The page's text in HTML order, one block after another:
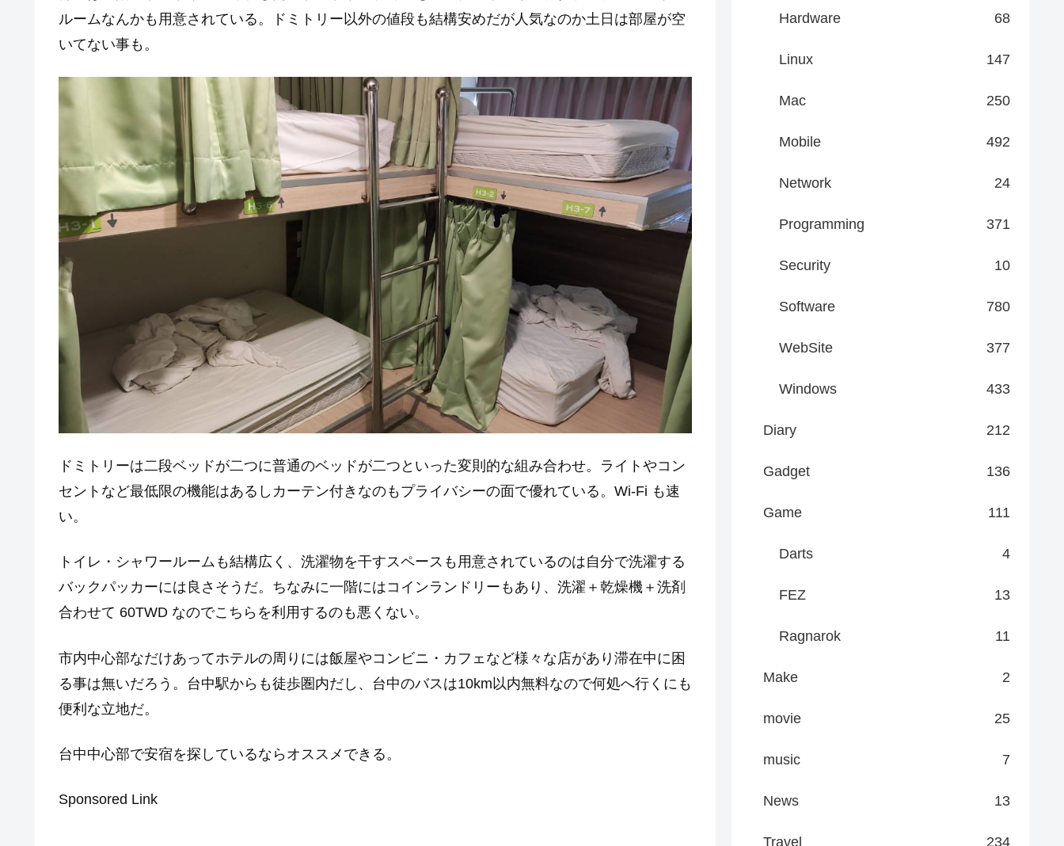
ルームなんかも用意されている。ドミトリー以外の値段も結構安めだが人気なのか土日は部屋が空
いてない事も。
ドミトリーは二段ベッドが二つに普通のベッドが二つといった変則的な組み合わせ。ライトやコン
セントなど最低限の機能はあるしカーテン付きなのもプライバシーの面で優れている。Wi-Fi も速
い。
トイレ・シャワールームも結構広く、洗濯物を干すスペースも用意されているのは自分で洗濯する
バックパッカーには良さそうだ。ちなみに一階にはコインランドリーもあり、洗濯＋乾燥機＋洗剤
合わせて 60TWD なのでこちらを利用するのも悪くない。
市内中心部なだけあってホテルの周りには飯屋やコンビニ・カフェなど様々な店があり滞在中に困
る事は無いだろう。台中駅からも徒歩圏内だし、台中のバスは10km以内無料なので何処へ行くにも
便利な立地だ。
台中中心部で安宿を探しているならオススメできる。
Sponsored Link
Hardware 68
Linux 147
Mac 250
Mobile 492
Network 24
Programming 371
Security 10
Software 780
WebSite 377
Windows 433
Diary 212
Gadget 136
Game 111
Darts 4
FEZ 13
Ragnarok 11
Make 2
movie 25
music 7
News 13
Travel 234